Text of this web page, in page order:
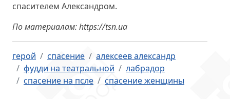
спасителем Александром.
По материалам: https://tsn.ua
герой спасение
алексеев александр
фудди на театральной
лабрадор
спасение на псле
спасение женщины